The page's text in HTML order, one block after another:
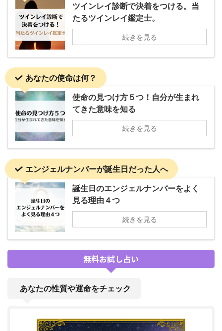
ツインレイ診断で決着をつける。当
たるツインレイ鑑定士。
続きを見る
あなたの使命は何？
使命の見つけ方５つ！自分が生まれ
てきた意味を知る
続きを見る
エンジェルナンバーが誕生日だった人へ
誕生日のエンジェルナンバーをよく
見る理由４つ
続きを見る
無料お試し占い
あなたの性質や運命をチェック